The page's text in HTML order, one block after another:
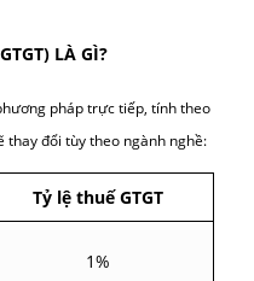
Ngoài ra, nếu ngừng hoạt
báo với Chi cục Thuế để điều
( GTGT) LÀ GÌ?